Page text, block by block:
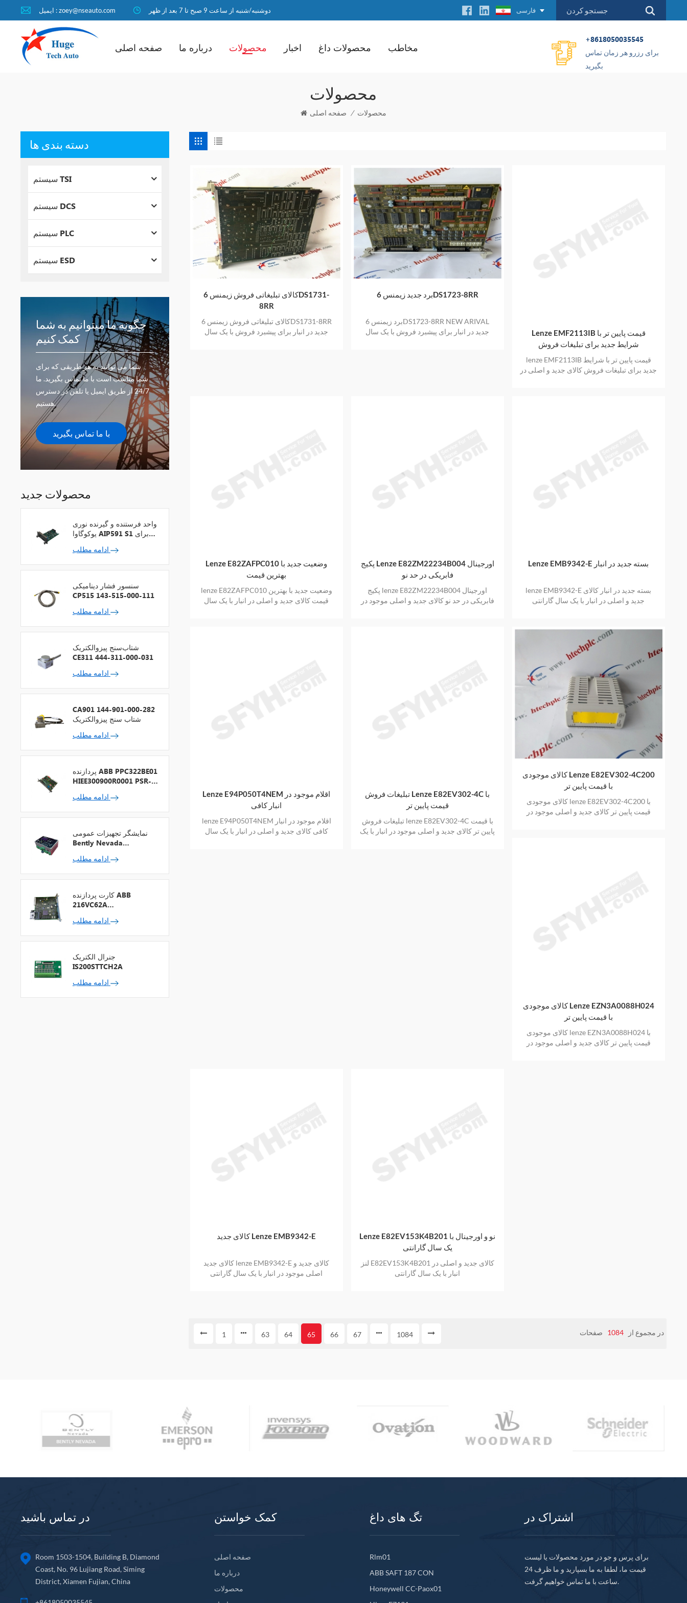
ایمیل : zoey@nseauto.com دوشنبه/شنبه از ساعت 9 صبح تا 7 بعد از ظهر فارسی
صفحه اصلی درباره ما محصولات اخبار محصولات داغ مخاطب
+8618050035545
برای رزرو هر زمان تماس
بگیرید
محصولات
صفحه اصلی / محصولات
کالای تبلیغاتی فروش زیمنس 6DS1731-
8RR
کالای تبلیغاتی فروش زیمنس 6DS1731-8RR
جدید در انبار برای پیشبرد فروش با یک سال
برد جدید زیمنس 6DS1723-8RR
برد زیمنس 6DS1723-8RR NEW ARIVAL
جدید در انبار برای پیشبرد فروش با یک سال
Lenze EMF2113IB قیمت پایین تر با
شرایط جدید برای تبلیغات فروش
lenze EMF2113IB قیمت پایین تر با شرایط
جدید برای تبلیغات فروش کالای جدید و اصلی در
Lenze E82ZAFPC010 وضعیت جدید با
بهترین قیمت
lenze E82ZAFPC010 وضعیت جدید با بهترین
قیمت کالای جدید و اصلی در انبار با یک سال
پکیج Lenze E82ZM22234B004 اورجینال
فابریکی در حد نو
پکیج lenze E82ZM22234B004 اورجینال
فابریکی در حد نو کالای جدید و اصلی موجود در
Lenze EMB9342-E بسته جدید در انبار
lenze EMB9342-E بسته جدید در انبار کالای
جدید و اصلی در انبار با یک سال گارانتی
Lenze E94P050T4NEM اقلام موجود در
انبار کافی
lenze E94P050T4NEM اقلام موجود در انبار
کافی کالای جدید و اصلی در انبار با یک سال
تبلیغات فروش Lenze E82EV302-4C با
قیمت پایین تر
تبلیغات فروش lenze E82EV302-4C با قیمت
پایین تر کالای جدید و اصلی موجود در انبار با یک
کالای موجودی Lenze E82EV302-4C200
با قیمت پایین تر
کالای موجودی lenze E82EV302-4C200 با
قیمت پایین تر کالای جدید و اصلی موجود در
کالای موجودی Lenze EZN3A0088H024
با قیمت پایین تر
کالای موجودی lenze EZN3A0088H024 با
قیمت پایین تر کالای جدید و اصلی موجود در
کالای جدید Lenze EMB9342-E
کالای جدید lenze EMB9342-E کالای جدید و
اصلی موجود در انبار با یک سال گارانتی
Lenze E82EV153K4B201 نو و اورجینال با
یک سال گارانتی
لنز E82EV153K4B201 کالای جدید و اصلی در
انبار با یک سال گارانتی
1 63 64 65 66 67 1084 در مجموع از 1084 صفحات
دسته بندی ها
سیستم TSI
سیستم DCS
سیستم PLC
سیستم ESD
چگونه ما میتوانیم به شما
کمک کنیم
شما می توانید به هر طریقی که برای
شما مناسب است با ما تماس بگیرید. ما
24/7 از طریق ایمیل یا تلفن در دسترس
هستیم.
با ما تماس بگیرید
محصولات جدید
واحد فرستنده و گیرنده نوری
یوکوگاوا AIP591 S1 برای
سنسور فشار دینامیکی
CP515 143-515-000-111
شتاب‌سنج پیزوالکتریک
CE311 444-311-000-031
CA901 144-901-000-282
شتاب سنج پیزوالکتریک
پردازنده ABB PPC322BE01
HIEE300900R0001 PSR-2
نمایشگر تجهیزات عمومی
Bently Nevada
00
کارت پردازنده ABB
216VC62A
جنرال الکتریک
IS200STTCH2A
در تماس باشید
Room 1503-1504, Building B, Diamond
Coast, No. 96 Lujiang Road, Siming
District, Xiamen Fujian, China
کمک خواستن
صفحه اصلی
درباره ما
محصولات
تگ های داغ
Rlm01
ABB SAFT 187 CON
Honeywell CC-Paox01
اشتراک در
برای پرس و جو در مورد محصولات یا لیست
قیمت ما، لطفا به ما بسپارید و ما ظرف 24
ساعت با ما تماس خواهیم گرفت.